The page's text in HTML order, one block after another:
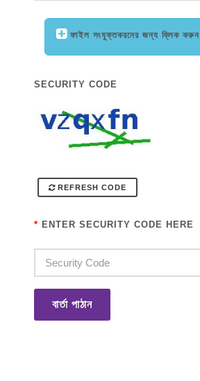
ফাইল সংযুক্তকরনের জন্য ক্লিক করুন
SECURITY CODE
REFRESH CODE
* ENTER SECURITY CODE HERE
বার্তা পাঠান